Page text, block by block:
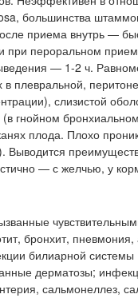
большинства
приема внутрь —
при пероральном
— 1-2 ч.
в плевральной,
слизистой
гнойном
плода. Плохо
Выводится
— с желчью, у
бронхит,
билиарной
дерматозы;
сальмонеллез,